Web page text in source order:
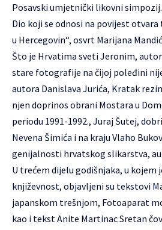
Posavski umjetnički likovni simpozij.
Dio koji se odnosi na povijest
u Hercegovin“, osvrt Marijana
Što je Hrvatima sveti Jeronim,
stare fotografije na čijoj poleđini
autora Danislava Jurića, Kratak
njen doprinos obrani Mostara u
periodu 1991-1992., Juraj Šutej,
Nevena Šimića i na kraju Vlaho
genijalnosti hrvatskog slikarstva,
U trećem dijelu godišnjaka, u kojem
književnost, objavljeni su tekstovi
japanskom trešnjom, Fotoaparat
kao i tekst Anite Martinac Sretan